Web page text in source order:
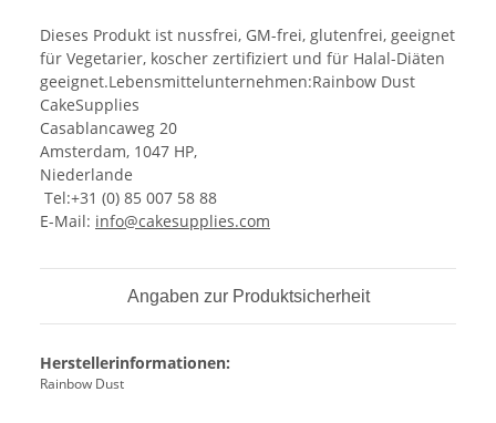
Dieses Produkt ist nussfrei, GM-frei, glutenfrei, geeignet
für Vegetarier, koscher zertifiziert und für Halal-Diäten
geeignet.Lebensmittelunternehmen:Rainbow Dust
CakeSupplies
Casablancaweg 20
Amsterdam, 1047 HP,
Niederlande
Tel:+31 (0) 85 007 58 88
E-Mail: info@cakesupplies.com
Angaben zur Produktsicherheit
Herstellerinformationen:
Rainbow Dust